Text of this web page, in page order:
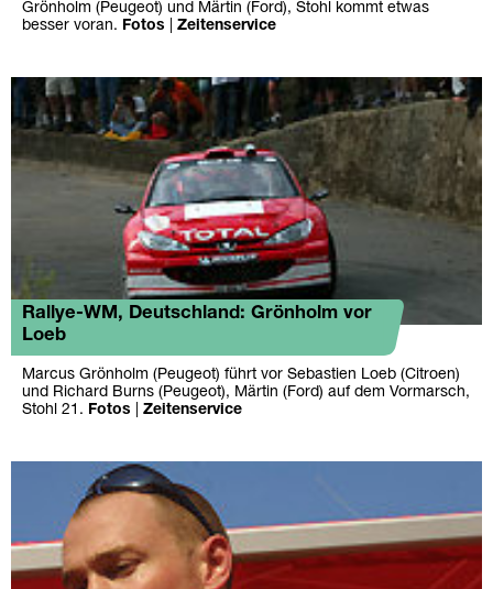
Grönholm (Peugeot) und Märtin (Ford), Stohl kommt etwas
besser voran.
Fotos Zeitenservice
Rallye-WM, Deutschland: Grönholm vor
Loeb
Marcus Grönholm (Peugeot) führt vor Sebastien Loeb (Citroen)
und Richard Burns (Peugeot), Märtin (Ford) auf dem Vormarsch,
Stohl 21.
Fotos Zeitenservice